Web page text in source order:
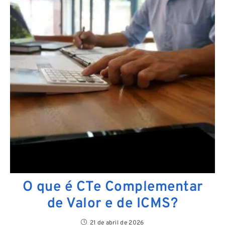
O que é CTe Complementar
de Valor e de ICMS?
21 de abril de 2026